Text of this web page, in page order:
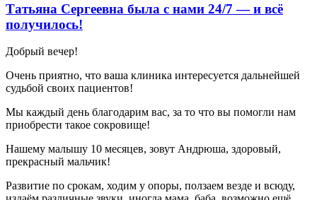
Татьяна Сергеевна была с нами 24/7 — и всё
получилось!
Добрый вечер!
Очень приятно, что ваша клиника интересуется дальнейшей
судьбой своих пациентов!
Мы каждый день благодарим вас, за то что вы помогли нам
приобрести такое сокровище!
Нашему малышу 10 месяцев, зовут Андрюша, здоровый,
прекрасный мальчик!
Развитие по срокам, ходим у опоры, ползаем везде и всюду,